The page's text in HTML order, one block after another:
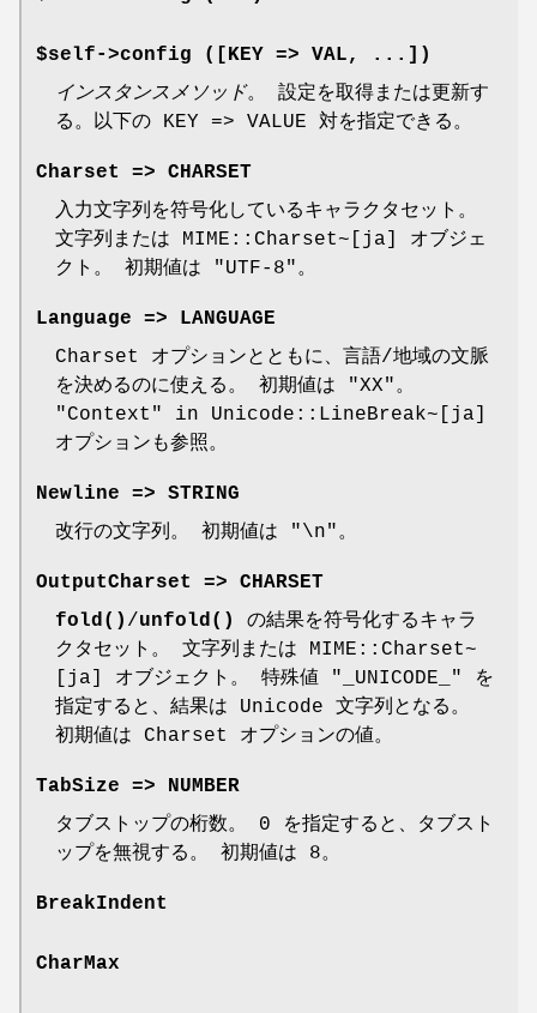
$self->config ([KEY => VAL, ...])
インスタンスメソッド。 設定を取得または更新す
る。以下の KEY => VALUE 対を指定できる。
Charset => CHARSET
入力文字列を符号化しているキャラクタセット。
文字列または MIME::Charset~[ja] オブジェ
クト。 初期値は
"UTF-8"。
Language => LANGUAGE
Charset オプションとともに、言語/地域の文脈
を決めるのに使える。 初期値は
"XX"。
"Context" in Unicode::LineBreak~[ja]
オプションも参照。
Newline => STRING
改行の文字列。 初期値は
"\n"。
OutputCharset => CHARSET
fold() /unfold()
の結果を符号化するキャラ
クタセット。 文字列または MIME::Charset~
[ja] オブジェクト。 特殊値
"_UNICODE_"
を
指定すると、結果は Unicode 文字列となる。
初期値は Charset オプションの値。
TabSize => NUMBER
タブストップの桁数。 0 を指定すると、タブスト
ップを無視する。 初期値は 8。
BreakIndent
CharMax